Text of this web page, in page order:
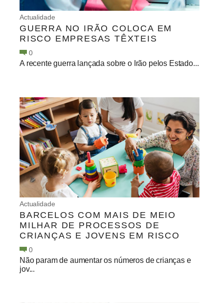
Actualidade
GUERRA NO IRÃO COLOCA EM
RISCO EMPRESAS TÊXTEIS
0
A recente guerra lançada sobre o Irão pelos Estado...
Actualidade
BARCELOS COM MAIS DE MEIO
MILHAR DE PROCESSOS DE
CRIANÇAS E JOVENS EM RISCO
0
Não param de aumentar os números de crianças e
jov...